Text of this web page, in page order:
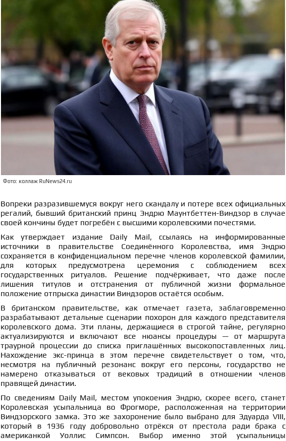
Фото: коллаж RuNews24.ru
Вопреки разразившемуся вокруг него скандалу и потере всех официальных
регалий, бывший британский принц Эндрю Маунтбеттен-Виндзор в случае
своей кончины будет погребён с высшими королевскими почестями.
Как утверждает издание Daily Mail, ссылаясь на информированные
источники в правительстве Соединённого Королевства, имя Эндрю
сохраняется в конфиденциальном перечне членов королевской фамилии,
для которых предусмотрена церемония с соблюдением всех
государственных ритуалов. Решение подчёркивает, что даже после
лишения титулов и отстранения от публичной жизни формальное
положение отпрыска династии Виндзоров остаётся особым.
В британском правительстве, как отмечает газета, заблаговременно
разрабатывают детальные сценарии похорон для каждого представителя
королевского дома. Эти планы, держащиеся в строгой тайне, регулярно
актуализируются и включают все нюансы процедуры — от маршрута
траурной процессии до списка приглашённых высокопоставленных лиц.
Нахождение экс-принца в этом перечне свидетельствует о том, что,
несмотря на публичный резонанс вокруг его персоны, государство не
намерено отказываться от вековых традиций в отношении членов
правящей династии.
По сведениям Daily Mail, местом упокоения Эндрю, скорее всего, станет
Королевская усыпальница во Фрогморе, расположенная на территории
Виндзорского замка. Это же захоронение было выбрано для Эдуарда VIII,
который в 1936 году добровольно отрёкся от престола ради брака с
американкой Уоллис Симпсон. Выбор именно этой усыпальницы